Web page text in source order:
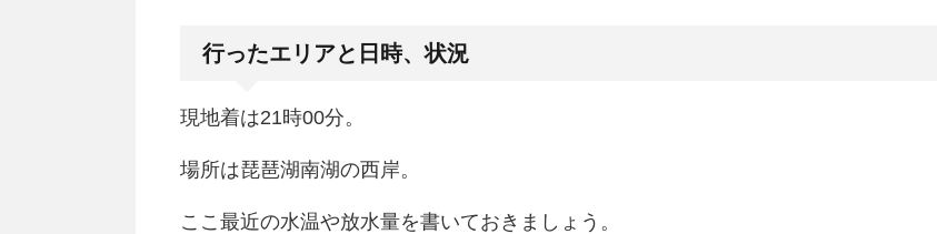
行ったエリアと日時、状況
現地着は21時00分。
場所は琵琶湖南湖の西岸。
ここ最近の水温や放水量を書いておきましょう。